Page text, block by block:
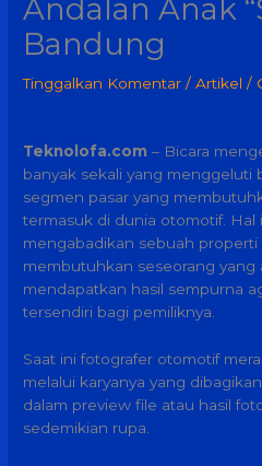
Andalan Anak
Bandung
Tinggalkan Komentar /Artikel /
Teknolofa.com – Bicara
banyak sekali yang menggeluti
segmen pasar yang
termasuk di dunia otomotif.
mengabadikan sebuah properti
membutuhkan seseorang
mendapatkan hasil sempurna
tersendiri bagi pemiliknya.
Saat ini fotografer otomotif
melalui karyanya yang
dalam preview file atau hasil
sedemikian rupa.